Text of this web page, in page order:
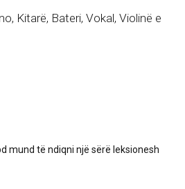
Kitarë, Bateri, Vokal, Violinë e
mund të ndiqni një sërë leksionesh